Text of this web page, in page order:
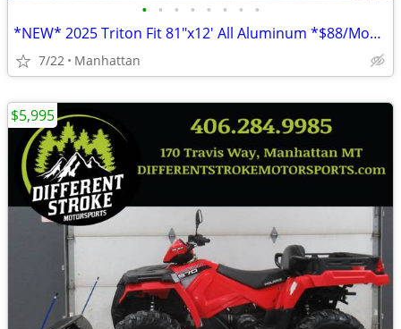
• • • • • • • •
*NEW* 2025 Triton Fit 81"x12' All Aluminum *$88/Month OAC $0 Down*
7/22 Manhattan
$5,995